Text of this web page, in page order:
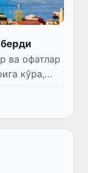
ва офатлар
кўра,
зилзила
ташкил